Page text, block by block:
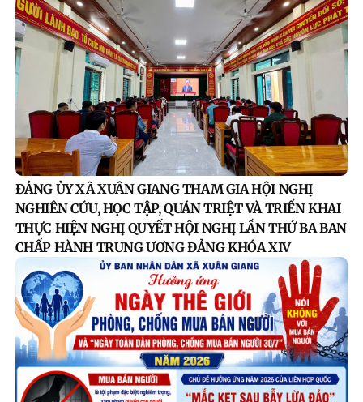
ĐẢNG ỦY XÃ XUÂN GIANG THAM GIA HỘI NGHỊ
NGHIÊN CỨU, HỌC TẬP, QUÁN TRIỆT VÀ TRIỂN KHAI
THỰC HIỆN NGHỊ QUYẾT HỘI NGHỊ LẦN THỨ BA BAN
CHẤP HÀNH TRUNG ƯƠNG ĐẢNG KHÓA XIV